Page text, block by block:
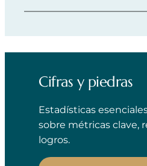
Cifras y piedras
Estadísticas
sobre métricas clave,
logros.